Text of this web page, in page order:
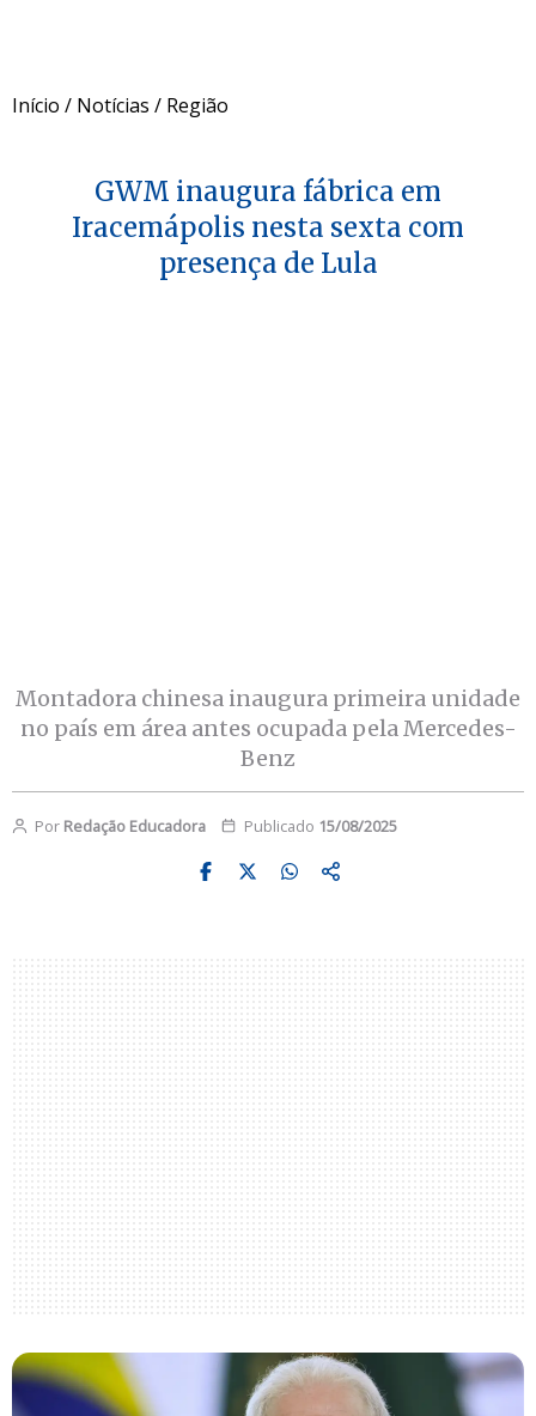
Início / Notícias / Região
GWM inaugura fábrica em
Iracemápolis nesta sexta com
presença de Lula
Montadora chinesa inaugura primeira unidade
no país em área antes ocupada pela Mercedes-
Benz
Por Redação Educadora Publicado 15/08/2025